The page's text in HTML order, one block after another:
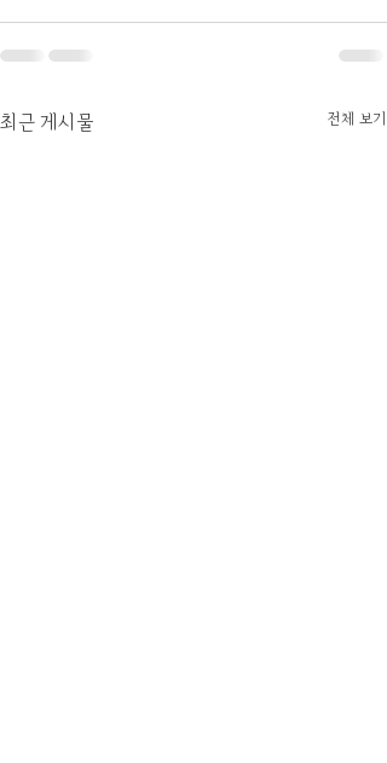
최근 게시물 전체 보기